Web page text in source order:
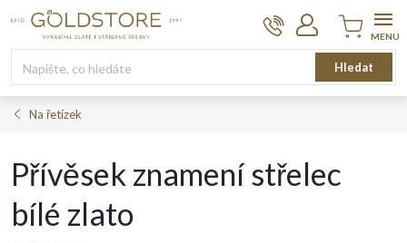
Hledat
Nákupní
košík
Na řetízek
Přívěsek znamení střelec
bílé zlato